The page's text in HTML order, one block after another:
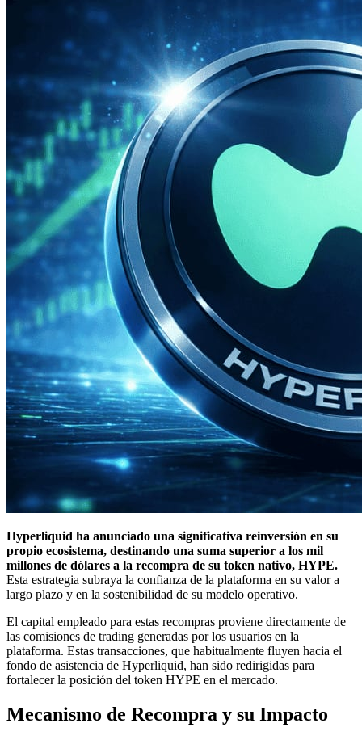
Hyperliquid ha anunciado una significativa reinversión en su
propio ecosistema, destinando una suma superior a los mil
millones de dólares a la recompra de su token nativo, HYPE.
Esta estrategia subraya la confianza de la plataforma en su valor a
largo plazo y en la sostenibilidad de su modelo operativo.
El capital empleado para estas recompras proviene directamente de
las comisiones de trading generadas por los usuarios en la
plataforma. Estas transacciones, que habitualmente fluyen hacia el
fondo de asistencia de Hyperliquid, han sido redirigidas para
fortalecer la posición del token HYPE en el mercado.
Mecanismo de Recompra y su Impacto